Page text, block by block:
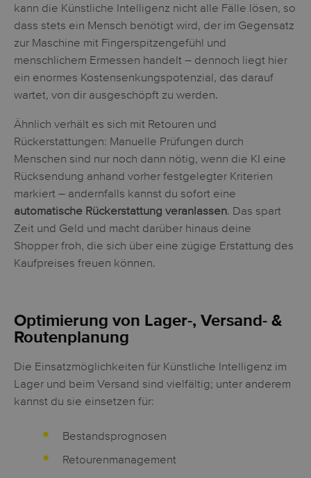
kann die Künstliche Intelligenz nicht alle Fälle lösen, so
dass stets ein Mensch benötigt wird, der im Gegensatz
zur Maschine mit Fingerspitzengefühl und
menschlichem Ermessen handelt – dennoch liegt hier
ein enormes Kostensenkungspotenzial, das darauf
wartet, von dir ausgeschöpft zu werden.
Ähnlich verhält es sich mit Retouren und
Rückerstattungen: Manuelle Prüfungen durch
Menschen sind nur noch dann nötig, wenn die KI eine
Rücksendung anhand vorher festgelegter Kriterien
markiert – andernfalls kannst du sofort eine
automatische Rückerstattung veranlassen. Das spart
Zeit und Geld und macht darüber hinaus deine
Shopper froh, die sich über eine zügige Erstattung des
Kaufpreises freuen können.
Optimierung von Lager-, Versand- &
Routenplanung
Die Einsatzmöglichkeiten für Künstliche Intelligenz im
Lager und beim Versand sind vielfältig; unter anderem
kannst du sie einsetzen für:
Bestandsprognosen
Retourenmanagement